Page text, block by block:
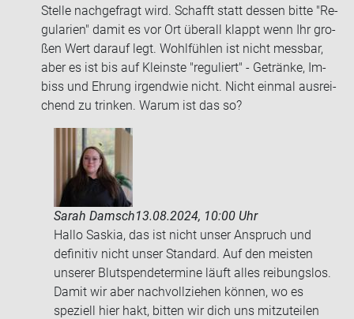
Stel­le nach­ge­fragt wird. Schafft statt des­sen bitte "Re­
gu­la­ri­en" damit es vor Ort über­all klappt wenn Ihr gro­
ßen Wert dar­auf legt. Wohl­füh­len ist nicht mess­bar,
aber es ist bis auf Kleins­te "re­gu­liert" - Ge­trän­ke, Im­
biss und Eh­rung ir­gend­wie nicht. Nicht ein­mal aus­rei­
chend zu trin­ken. Warum ist das so?
Sarah Damsch13.08.2024, 10:00 Uhr
Hallo Saskia, das ist nicht unser Anspruch und
definitiv nicht unser Standard. Auf den meisten
unserer Blutspendetermine läuft alles reibungslos.
Damit wir aber nachvollziehen können, wo es
speziell hier hakt, bitten wir dich uns mitzuteilen